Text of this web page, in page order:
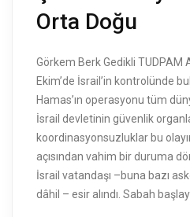
Orta Doğu
Görkem Berk Gedikli TUDPAM
Ekim’de İsrail’in kontrolünde
Hamas’ın operasyonu tüm
İsrail devletinin güvenlik
koordinasyonsuzluklar bu
açısından vahim bir duruma
İsrail vatandaşı –buna bazı
dâhil – esir alındı. Sabah